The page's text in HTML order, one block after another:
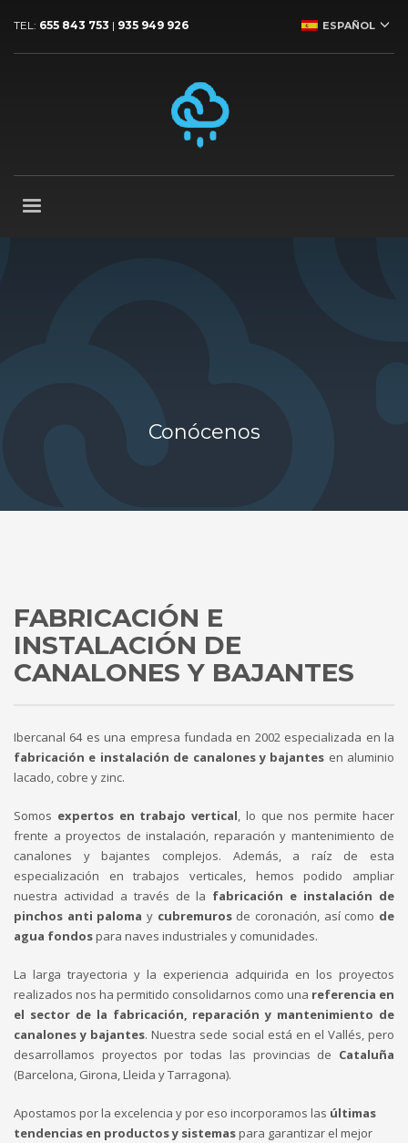
TEL: 655 843 753 | 935 949 926 ESPAÑOL
Conócenos
FABRICACIÓN E
INSTALACIÓN DE
CANALONES Y BAJANTES
Ibercanal 64 es una empresa fundada en 2002 especializada en la
fabricación e instalación de canalones y bajantes en aluminio
lacado, cobre y zinc.
Somos expertos en trabajo vertical , lo que nos permite hacer
frente a proyectos de instalación, reparación y mantenimiento de
canalones y bajantes complejos. Además, a raíz de esta
especialización en trabajos verticales, hemos podido ampliar
nuestra actividad a través de la fabricación e instalación de
pinchos anti paloma y cubremurosde coronación, así como de
agua fondospara naves industriales y comunidades.
La larga trayectoria y la experiencia adquirida en los proyectos
realizados nos ha permitido consolidarnos como una referencia en
el sector de la fabricación, reparación y mantenimiento de
canalones y bajantes. Nuestra sede social está en el Vallés, pero
desarrollamos proyectos por todas las provincias de Cataluña
(Barcelona, Girona, Lleida y Tarragona).
Apostamos por la excelencia y por eso incorporamos las últimas
tendencias en productos y sistemaspara garantizar el mejor